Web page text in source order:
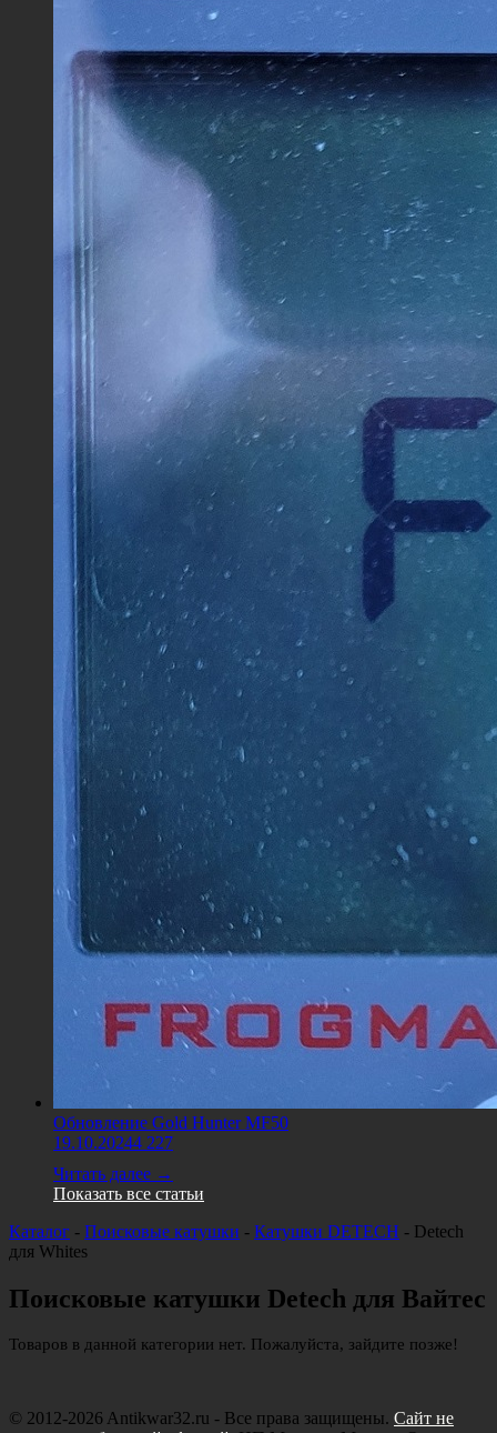
Обновление Gold Hunter MF50
19.10.20244 227
Читать далее →
Показать все статьи
Каталог - Поисковые катушки - Катушки DETECH - Detech
для Whites
Поисковые катушки Detech для Вайтес
Товаров в данной категории нет. Пожалуйста, зайдите позже!
© 2012-2026 Antikwar32.ru - Все права защищены. Сайт не